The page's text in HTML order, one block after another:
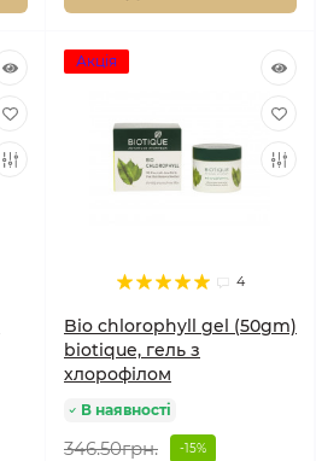
Акція
4
Bio chlorophyll gel (50gm)
biotique, гель з
хлорофілом
В наявності
346.50грн. -15%